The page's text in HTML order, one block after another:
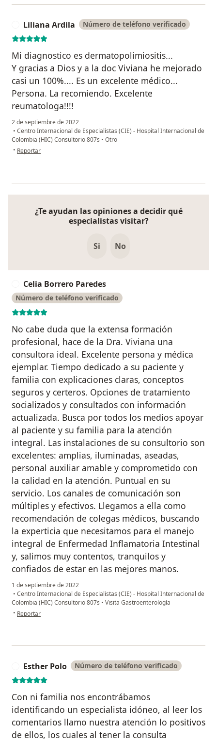
Liliana Ardila Número de teléfono verificado
Mi diagnostico es dermatopolimiositis...
Y gracias a Dios y a la doc Viviana he mejorado
casi un 100%.... Es un excelente médico...
Persona. La recomiendo. Excelente
reumatologa!!!!
2 de septiembre de 2022
• Centro Internacional de Especialistas (CIE) - Hospital Internacional de
Colombia (HIC) Consultorio 807s • Otro
• en opinión del usuario Liliana Ardila
Reportar
¿Te ayudan las opiniones a decidir qué
especialistas visitar?
Si No
Celia Borrero Paredes
Número de teléfono verificado
No cabe duda que la extensa formación
profesional, hace de la Dra. Viviana una
consultora ideal. Excelente persona y médica
ejemplar. Tiempo dedicado a su paciente y
familia con explicaciones claras, conceptos
seguros y certeros. Opciones de tratamiento
socializados y consultados con información
actualizada. Busca por todos los medios apoyar
al paciente y su familia para la atención
integral. Las instalaciones de su consultorio son
excelentes: amplias, iluminadas, aseadas,
personal auxiliar amable y comprometido con
la calidad en la atención. Puntual en su
servicio. Los canales de comunicación son
múltiples y efectivos. Llegamos a ella como
recomendación de colegas médicos, buscando
la experticia que necesitamos para el manejo
integral de Enfermedad Inflamatoria Intestinal
y, salimos muy contentos, tranquilos y
confiados de estar en las mejores manos.
1 de septiembre de 2022
• Centro Internacional de Especialistas (CIE) - Hospital Internacional de
Colombia (HIC) Consultorio 807s • Visita Gastroenterología
• en opinión del usuario Celia Borrero Paredes
Reportar
Esther Polo Número de teléfono verificado
Con ni familia nos encontrábamos
identificando un especialista idóneo, al leer los
comentarios llamo nuestra atención lo positivos
de ellos, los cuales al tener la consulta